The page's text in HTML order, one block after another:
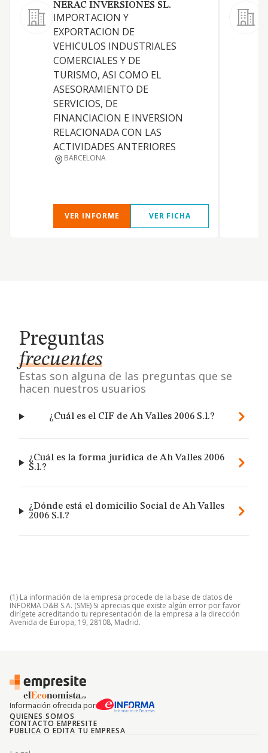
NERAC INVERSIONES SL.
IMPORTACION Y
EXPORTACION DE
VEHICULOS INDUSTRIALES
COMERCIALES Y DE
TURISMO, ASI COMO EL
ASESORAMIENTO DE
SERVICIOS, DE
FINANCIACION E INVERSION
RELACIONADA CON LAS
ACTIVIDADES ANTERIORES
BARCELONA
VER INFORME VER FICHA
Preguntas
frecuentes
Estas son alguna de las preguntas que se
hacen nuestros usuarios
¿Cuál es el CIF de Ah Valles 2006 S.l.?
¿Cuál es la forma jurídica de Ah Valles 2006
S.l.?
¿Dónde está el domicilio Social de Ah Valles
2006 S.l.?
(1) La información de la empresa procede de la base de datos de
INFORMA D&B S.A. (SME) Si aprecias que existe algún error por favor
dirígete acreditando tu representación de la empresa a la dirección
Avenida de Europa, 19, 28108, Madrid.
Información ofrecida por
QUIENES SOMOS
CONTACTO EMPRESITE
PUBLICA O EDITA TU EMPRESA